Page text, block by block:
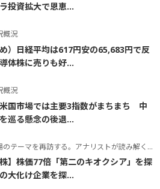
投資拡大で恩恵...
概況
め）日経平均は617円安の65,683円で反
体株に売りも好...
概況
米国市場では主要3指数がまちまち 中
巡る懸念の後退...
テーマを再訪する。アナリストが読み解くテーマの本質
株】株価77倍「第二のキオクシア」を探
大化け企業を探...